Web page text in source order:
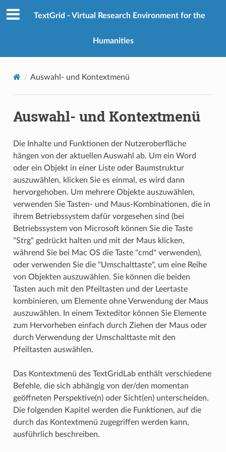
TextGrid - Virtual Research Environment for the
Humanities
Auswahl- und Kontextmenü
Auswahl- und Kontextmenü
Die Inhalte und Funktionen der Nutzeroberfläche
hängen von der aktuellen Auswahl ab. Um ein Word
oder ein Objekt in einer Liste oder Baumstruktur
auszuwählen, klicken Sie es einmal, es wird dann
hervorgehoben. Um mehrere Objekte auszuwählen,
verwenden Sie Tasten- und Maus-Kombinationen, die in
ihrem Betriebssystem dafür vorgesehen sind (bei
Betriebssystem von Microsoft können Sie die Taste
"Strg" gedrückt halten und mit der Maus klicken,
während Sie bei Mac OS die Taste "cmd" verwenden),
oder verwenden Sie die "Umschalttaste", um eine Reihe
von Objekten auszuwählen. Sie können die beiden
Tasten auch mit den Pfeiltasten und der Leertaste
kombinieren, um Elemente ohne Verwendung der Maus
auszuwählen. In einem Texteditor können Sie Elemente
zum Hervorheben einfach durch Ziehen der Maus oder
durch Verwendung der Umschalttaste mit den
Pfeiltasten auswählen.
Das Kontextmenü des TextGridLab enthält verschiedene
Befehle, die sich abhängig von der/den momentan
geöffneten Perspektive(n) oder Sicht(en) unterscheiden.
Die folgenden Kapitel werden die Funktionen, auf die
durch das Kontextmenü zugegriffen werden kann,
ausführlich beschreiben.